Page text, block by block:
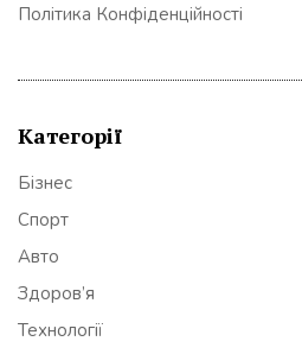
Політика Конфіденційності
Категорії
Бізнес
Спорт
Авто
Здоров’я
Технології